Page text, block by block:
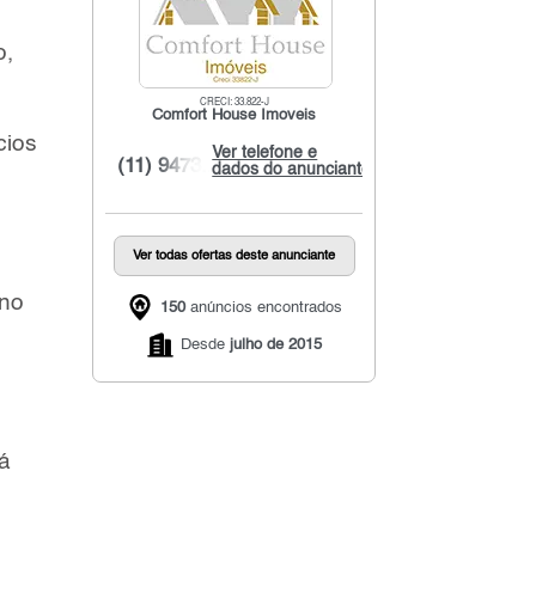
CRECI: 33.822-J
Comfort House Imoveis
Ver telefone e
dados do anunciante
(11) 9473...
Ver todas ofertas deste anunciante
150anúncios encontrados
Desde julho de 2015